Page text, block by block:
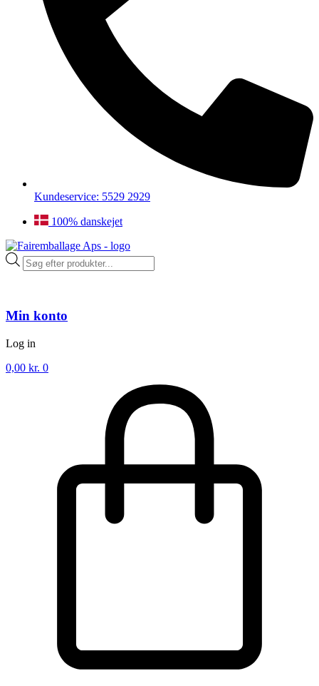
Kundeservice: 5529 2929
100% danskejet
Products
search
Min konto
Log in
0,00 kr. 0